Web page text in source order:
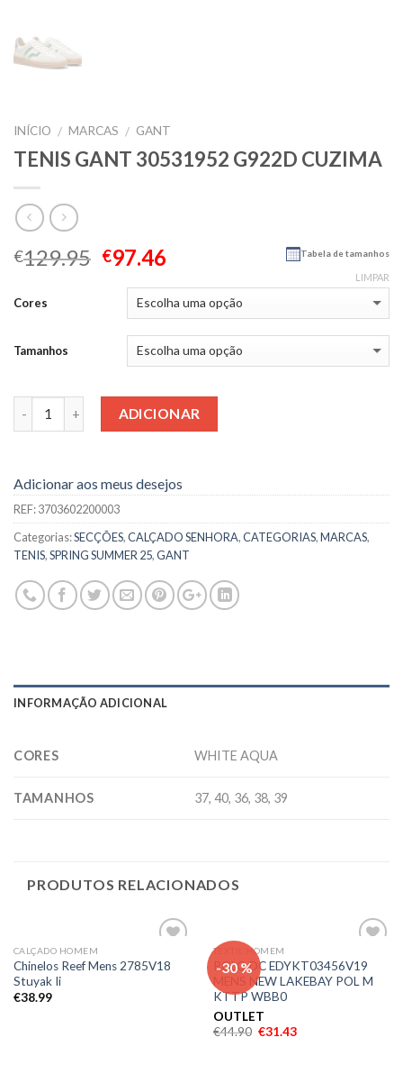
INÍCIO / MARCAS / GANT
TENIS GANT 30531952 G922D CUZIMA
€129.95 €97.46 Tabela de tamanhos
Cores
Tamanhos
LIMPAR
Quantidade ADICIONAR
Adicionar aos meus desejos
REF:3703602200003
Categorias:SECÇÕES,CALÇADO SENHORA,CATEGORIAS,MARCAS,
TENIS,SPRING SUMMER 25,GANT
INFORMAÇÃO ADICIONAL
CORES WHITE AQUA
TAMANHOS 37, 40, 36, 38, 39
PRODUTOS RELACIONADOS
aos meus
CALÇADO HOMEM
Chinelos Reef Mens 2785V18
Stuyak Ii
€38.99
-30 %
aos meus
desejos
TEXTIL HOMEM
POLO DC EDYKT03456V19
MENS NEW LAKEBAY POL M
KTTP WBB0
OUTLET
€44.90 €31.43